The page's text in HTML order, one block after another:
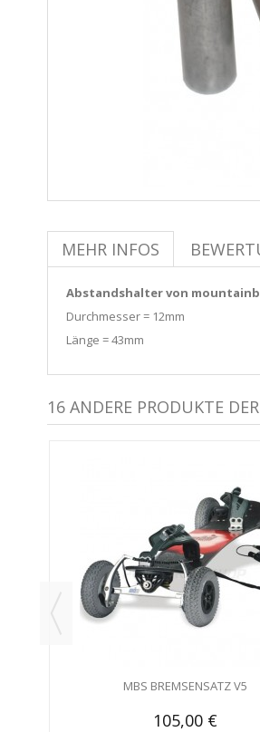
MEHR INFOS
Abstandshalter von
Durchmesser = 12mm
Länge = 43mm
16 ANDERE PRODUKTE
MBS BREMSENSATZ V5
105,00 €